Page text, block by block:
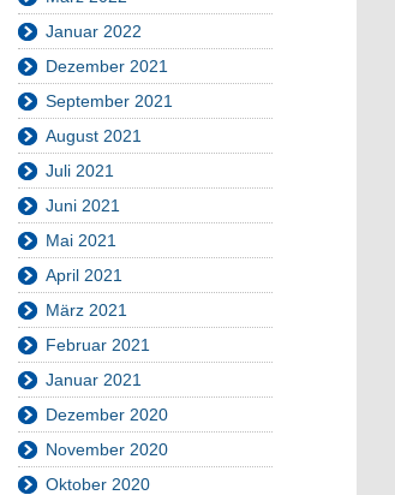
Januar 2022
Dezember 2021
September 2021
August 2021
Juli 2021
Juni 2021
Mai 2021
April 2021
März 2021
Februar 2021
Januar 2021
Dezember 2020
November 2020
Oktober 2020